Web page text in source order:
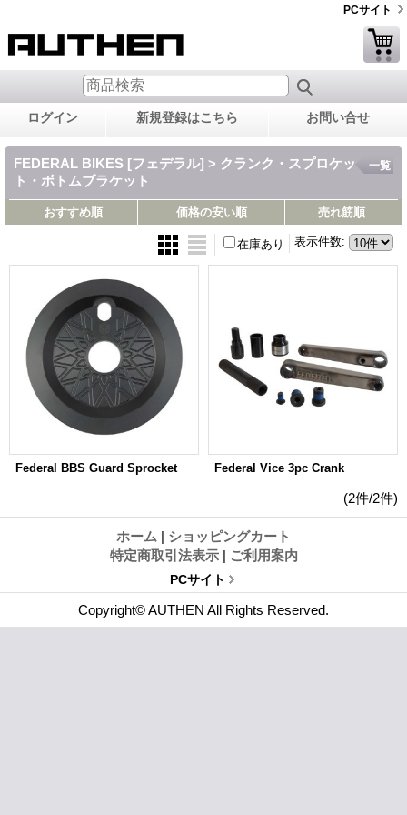
PCサイト
ログイン 新規登録はこちら お問い合せ
FEDERAL BIKES [フェデラル] > クランク・スプロケッ
ト・ボトムブラケット
一覧
おすすめ順 価格の安い順 売れ筋順
表示件数:
在庫あり
Federal BBS Guard Sprocket Federal Vice 3pc Crank
(2件/2件)
ホーム | ショッピングカート
特定商取引法表示 | ご利用案内
PCサイト
Copyright© AUTHEN All Rights Reserved.